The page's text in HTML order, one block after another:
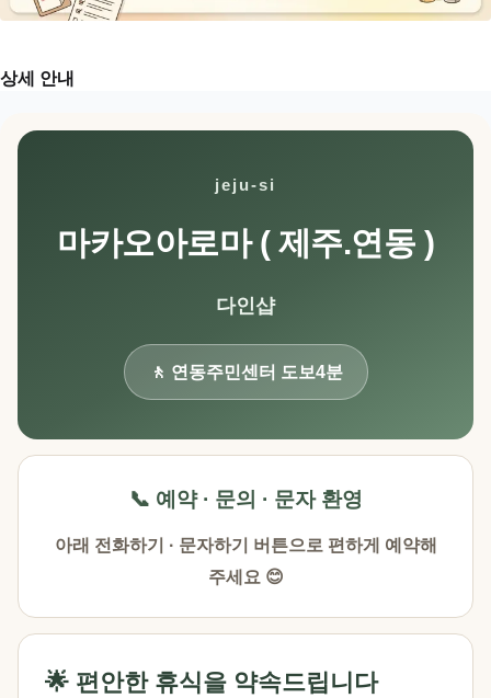
상세 안내
jeju-si
마카오아로마 ( 제주.연동 )
다인샵
🚶 연동주민센터 도보4분
📞 예약 · 문의 · 문자 환영
아래 전화하기 · 문자하기 버튼으로 편하게 예약해
주세요 😊
🌟 편안한 휴식을 약속드립니다